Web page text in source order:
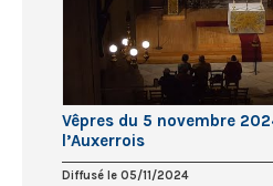
Vêpres du 5 novembre
l’Auxerrois
Diffusé le 05/11/2024